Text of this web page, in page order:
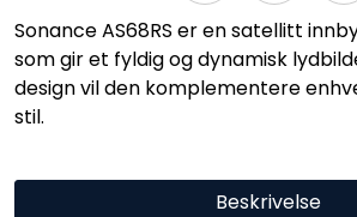
Sonance AS68RS er en satellitt
som gir et fyldig og dynamisk
design vil den komplementere
stil.
Beskrivelse